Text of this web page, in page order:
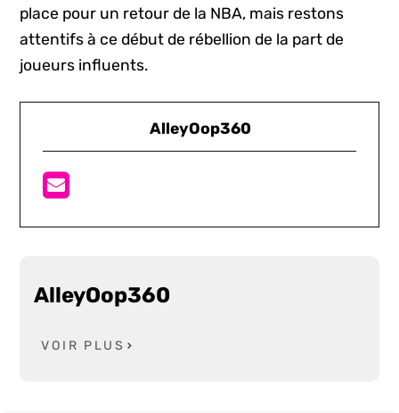
place pour un retour de la NBA, mais restons
attentifs à ce début de rébellion de la part de
joueurs influents.
AlleyOop360
AlleyOop360
VOIR PLUS